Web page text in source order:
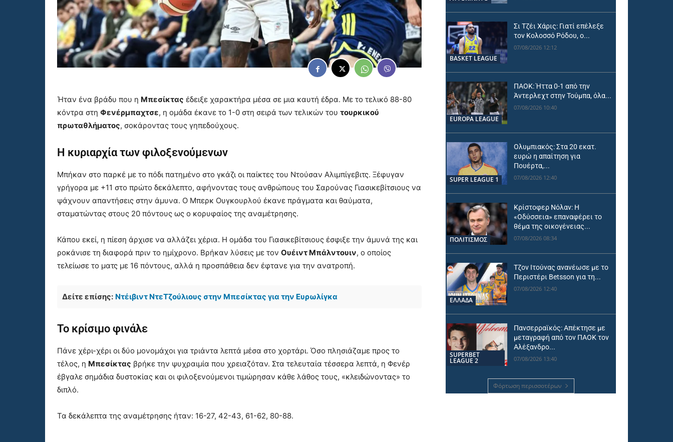
Ήταν ένα βράδυ που η Μπεσίκτας έδειξε χαρακτήρα μέσα σε μια καυτή έδρα. Με το τελικό 88-80
κόντρα στη Φενέρμπαχτσε, η ομάδα έκανε το 1-0 στη σειρά των τελικών του τουρκικού
πρωταθλήματος, σοκάροντας τους γηπεδούχους.
Η κυριαρχία των φιλοξενούμενων
Μπήκαν στο παρκέ με το πόδι πατημένο στο γκάζι οι παίκτες του Ντούσαν Αλιμπίγεβιτς. Ξέφυγαν
γρήγορα με +11 στο πρώτο δεκάλεπτο, αφήνοντας τους ανθρώπους του Σαρούνας Γιασικεβίτσιους να
ψάχνουν απαντήσεις στην άμυνα. Ο Μπερκ Ουγκουρλού έκανε πράγματα και θαύματα,
σταματώντας στους 20 πόντους ως ο κορυφαίος της αναμέτρησης.
Κάπου εκεί, η πίεση άρχισε να αλλάζει χέρια. Η ομάδα του Γιασικεβίτσιους έσφιξε την άμυνά της και
ροκάνισε τη διαφορά πριν το ημίχρονο. Βρήκαν λύσεις με τον Ουέιντ Μπάλντουιν, ο οποίος
τελείωσε το ματς με 16 πόντους, αλλά η προσπάθεια δεν έφτανε για την ανατροπή.
Δείτε επίσης: Ντέιβιντ ΝτεΤζούλιους στην Μπεσίκτας για την Ευρωλίγκα
Το κρίσιμο φινάλε
Πάνε χέρι-χέρι οι δύο μονομάχοι για τριάντα λεπτά μέσα στο χορτάρι. Όσο πλησιάζαμε προς το
τέλος, η Μπεσίκτας βρήκε την ψυχραιμία που χρειαζόταν. Στα τελευταία τέσσερα λεπτά, η Φενέρ
έβγαλε σημάδια δυστοκίας και οι φιλοξενούμενοι τιμώρησαν κάθε λάθος τους, «κλειδώνοντας» το
διπλό.
Τα δεκάλεπτα της αναμέτρησης ήταν: 16-27, 42-43, 61-62, 80-88.
BASKET LEAGUE
Σι Τζέι Χάρις: Γιατί επέλεξε
τον Κολοσσό Ρόδου, ο...
07/08/2026 12:12
EUROPA LEAGUE
ΠΑΟΚ: Ήττα 0-1 από την
Άντερλεχτ στην Τούμπα, όλα...
07/08/2026 10:40
SUPER LEAGUE 1
Ολυμπιακός: Στα 20 εκατ.
ευρώ η απαίτηση για
Πουέρτα,...
07/08/2026 12:40
ΠΟΛΙΤΙΣΜΟΣ
Κρίστοφερ Νόλαν: Η
«Οδύσσεια» επαναφέρει το
θέμα της οικογένειας...
07/08/2026 08:34
ΕΛΛΑΔΑ
Τζον Ιτούνας ανανέωσε με το
Περιστέρι Betsson για τη...
07/08/2026 12:40
SUPERBET
LEAGUE 2
Πανσερραϊκός: Απέκτησε με
μεταγραφή από τον ΠΑΟΚ τον
Αλέξανδρο...
07/08/2026 13:40
Φόρτωση περισσοτέρων